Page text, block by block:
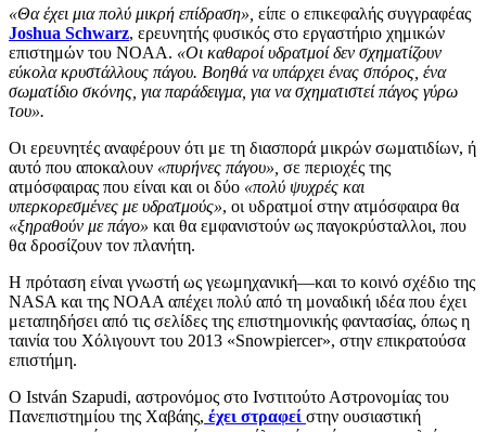
«Θα έχει μια πολύ μικρή επίδραση», είπε ο επικεφαλής συγγραφέας
Joshua Schwarz, ερευνητής φυσικός στο εργαστήριο χημικών
επιστημών του NOAA. «Οι καθαροί υδρατμοί δεν σχηματίζουν
εύκολα κρυστάλλους πάγου. Βοηθά να υπάρχει ένας σπόρος, ένα
σωματίδιο σκόνης, για παράδειγμα, για να σχηματιστεί πάγος γύρω
του».
Οι ερευνητές αναφέρουν ότι με τη διασπορά μικρών σωματιδίων, ή
αυτό που αποκαλουν «πυρήνες πάγου», σε περιοχές της
ατμόσφαιρας που είναι και οι δύο «πολύ ψυχρές και
υπερκορεσμένες με υδρατμούς», οι υδρατμοί στην ατμόσφαιρα θα
«ξηραθούν με πάγο» και θα εμφανιστούν ως παγοκρύσταλλοι, που
θα δροσίζουν τον πλανήτη.
Η πρόταση είναι γνωστή ως γεωμηχανική—και το κοινό σχέδιο της
NASA και της NOAA απέχει πολύ από τη μοναδική ιδέα που έχει
μεταπηδήσει από τις σελίδες της επιστημονικής φαντασίας, όπως η
ταινία του Χόλιγουντ του 2013 «Snowpiercer», στην επικρατούσα
επιστήμη.
Ο István Szapudi, αστρονόμος στο Ινστιτούτο Αστρονομίας του
Πανεπιστημίου της Χαβάης, έχει στραφεί στην ουσιαστική